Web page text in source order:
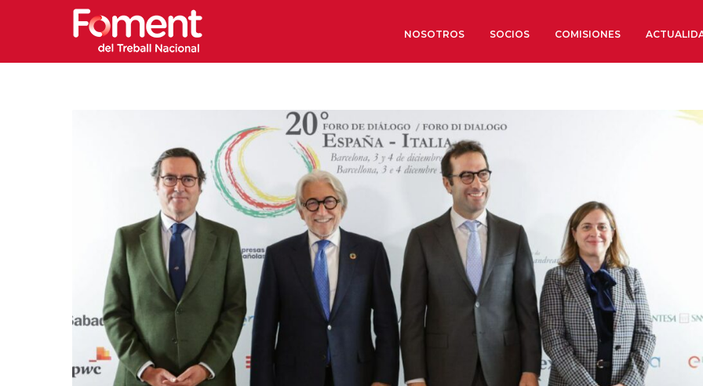
NOSOTROS
Institut d’Estudis Estratègics
Organizaciones sectoriales
Sociedad Barcelonesa de
Económicos y Sociales
Organizaciones territoriales
Conoce más
Historia
SOCIOS COMISIONES